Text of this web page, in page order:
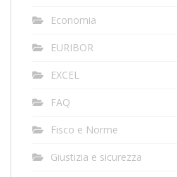
Economia
EURIBOR
EXCEL
FAQ
Fisco e Norme
Giustizia e sicurezza